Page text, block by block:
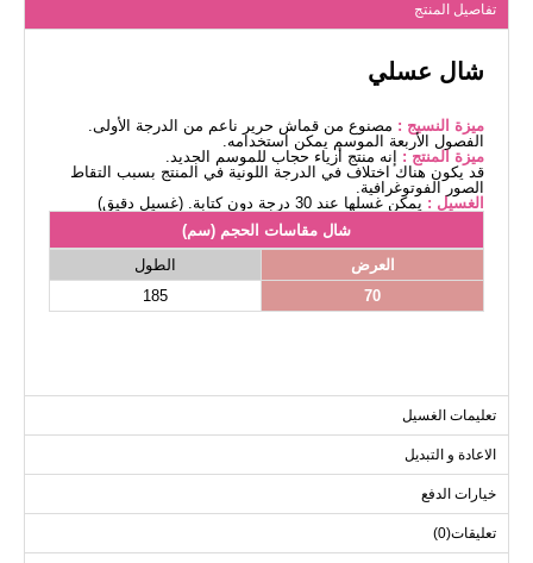
تفاصيل المنتج
شال عسلي
ميزة النسيج : مصنوع من قماش حرير ناعم من الدرجة الأولى.
الفصول الأربعة الموسم يمكن استخدامه.
ميزة المنتج : إنه منتج أزياء حجاب للموسم الجديد.
قد يكون هناك اختلاف في الدرجة اللونية في المنتج بسبب التقاط
الصور الفوتوغرافية.
الغسيل : يمكن غسلها عند 30 درجة دون كتابة. (غسيل دقيق)
شال مقاسات الحجم (سم)
العرض
الطول
70
185
تعليمات الغسيل
الاعادة و التبديل
خيارات الدفع
تعليقات(0)